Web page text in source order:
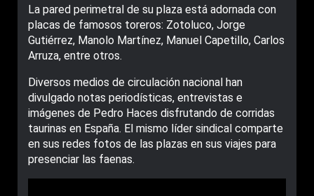
La pared perimetral de su plaza está adornada con
placas de famosos toreros: Zotoluco, Jorge
Gutiérrez, Manolo Martínez, Manuel Capetillo, Carlos
Arruza, entre otros.
Diversos medios de circulación nacional han
divulgado notas periodísticas, entrevistas e
imágenes de Pedro Haces disfrutando de corridas
taurinas en España. El mismo líder sindical comparte
en sus redes fotos de las plazas en sus viajes para
presenciar las faenas.